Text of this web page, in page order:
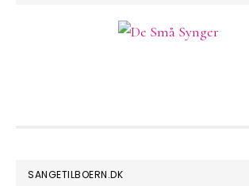
FOOTER
SANGETILBOERN.DK